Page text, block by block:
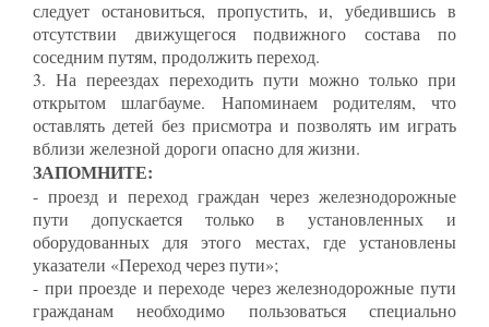
следует остановиться, пропустить, и, убедившись в
отсутствии движущегося подвижного состава по
соседним путям, продолжить переход.
3. На переездах переходить пути можно только при
открытом шлагбауме. Напоминаем родителям, что
оставлять детей без присмотра и позволять им играть
вблизи железной дороги опасно для жизни.
ЗАПОМНИТЕ:
- проезд и переход граждан через железнодорожные
пути допускается только в установленных и
оборудованных для этого местах, где установлены
указатели «Переход через пути»;
- при проезде и переходе через железнодорожные пути
гражданам необходимо пользоваться специально